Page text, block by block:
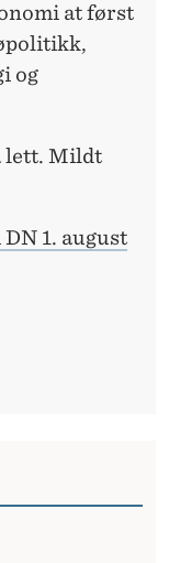
at først
og
lett. Mildt
1. august